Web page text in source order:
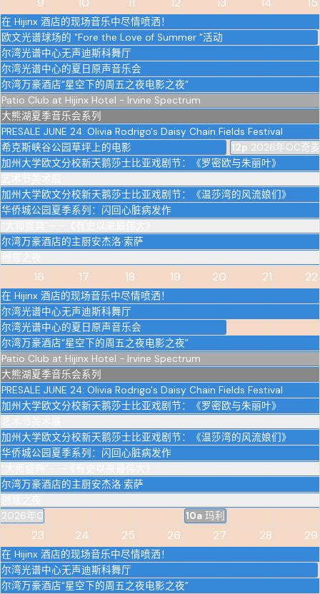
在 Hijinx 酒店的现场音乐中尽情喷洒！
欧文光谱球场的 "Fore the Love of Summer "活动
尔湾光谱中心无声迪斯科舞厅
尔湾光谱中心的夏日原声音乐会
尔湾万豪酒店“星空下的周五之夜电影之夜”
Patio Club at Hijinx Hotel - Irvine Spectrum
大熊湖夏季音乐会系列
PRESALE JUNE 24: Olivia Rodrigo's Daisy Chain Fields Festival
希克斯峡谷公园草坪上的电影
12p 2026年OC奇
加州大学欧文分校新天鹅莎士比亚戏剧节：《罗密欧与朱丽叶》
加州大学欧文分校新天鹅莎士比亚戏剧节：《温莎湾的风流娘们》
华侨城公园夏季系列：闪回心脏病发作
尔湾万豪酒店的主厨安杰洛·索萨
16 17 18 19 20 21 22
在 Hijinx 酒店的现场音乐中尽情喷洒！
尔湾光谱中心无声迪斯科舞厅
尔湾光谱中心的夏日原声音乐会
尔湾万豪酒店“星空下的周五之夜电影之夜”
Patio Club at Hijinx Hotel - Irvine Spectrum
大熊湖夏季音乐会系列
PRESALE JUNE 24: Olivia Rodrigo's Daisy Chain Fields Festival
加州大学欧文分校新天鹅莎士比亚戏剧节：《罗密欧与朱丽叶》
加州大学欧文分校新天鹅莎士比亚戏剧节：《温莎湾的风流娘们》
华侨城公园夏季系列：闪回心脏病发作
尔湾万豪酒店的主厨安杰洛·索萨
2026年OC奇麦节
10a 玛利亚奇面包店圣安娜分
23 24 25 26 27 28 29
在 Hijinx 酒店的现场音乐中尽情喷洒！
尔湾光谱中心无声迪斯科舞厅
尔湾万豪酒店“星空下的周五之夜电影之夜”